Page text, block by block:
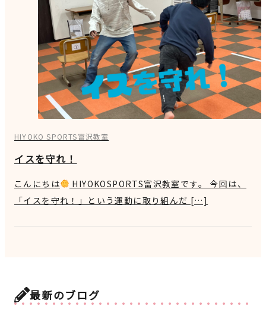
HIYOKO SPORTS富沢教室
イスを守れ！
こんにちは
HIYOKOSPORTS富沢教室です。 今回は、
「イスを守れ！」という運動に取り組んだ […]
最新のブログ